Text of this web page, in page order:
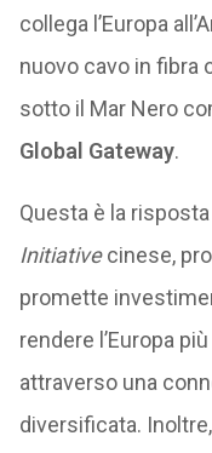
collega l’Europa
nuovo cavo in fibra
sotto il Mar Nero
Global Gateway.
Questa è la
Initiativecinese,
promette
rendere l’Europa
attraverso una
diversificata.